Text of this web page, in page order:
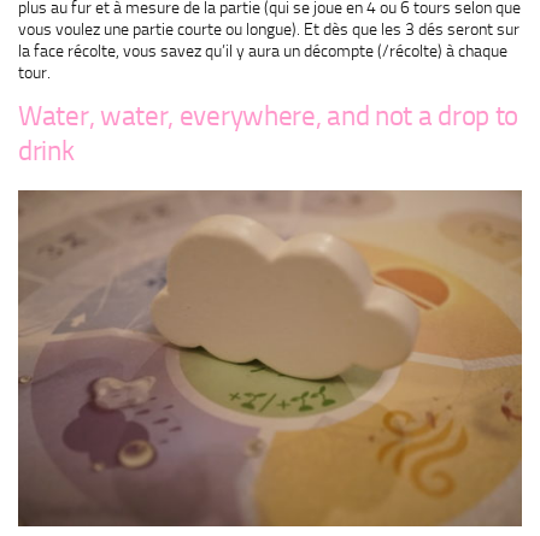
plus au fur et à mesure de la partie (qui se joue en 4 ou 6 tours selon que
vous voulez une partie courte ou longue). Et dès que les 3 dés seront sur
la face récolte, vous savez qu’il y aura un décompte (/récolte) à chaque
tour.
Water, water, everywhere, and not a drop to
drink